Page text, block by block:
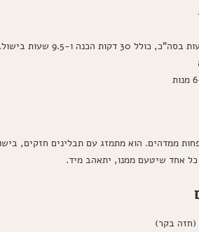
ממדהים. הוא מתמזג עם תבלינים חזקים,
אחד שיטעם ממנו, יתאהב מיד.